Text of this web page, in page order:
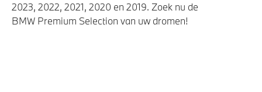
2023, 2022, 2021, 2020 en 2019. Zoek nu de
BMW Premium Selection van uw dromen!